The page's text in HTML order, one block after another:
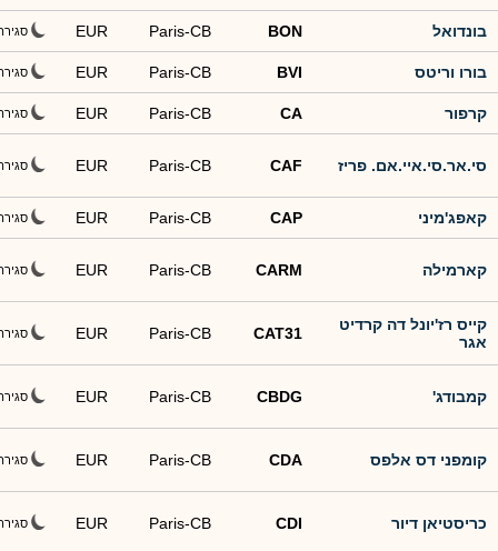
בונדואל BON
Paris-CB
EUR
בורו וריטס BVI
Paris-CB
EUR
קרפור CA
Paris-CB
EUR
סי.אר.סי.איי.אם. פריז CAF
Paris-CB
EUR
קאפג'מיני CAP
Paris-CB
EUR
קארמילה CARM
Paris-CB
EUR
קייס רז'יונל דה קרדיט
אגר
CAT31
Paris-CB
EUR
קמבודג' CBDG
Paris-CB
EUR
קומפני דס אלפס CDA
Paris-CB
EUR
כריסטיאן דיור CDI
Paris-CB
EUR